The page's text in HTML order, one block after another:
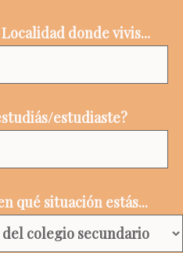
donde vivis...
estudiaste?
qué situación estás...